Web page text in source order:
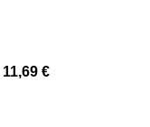
11,69 €